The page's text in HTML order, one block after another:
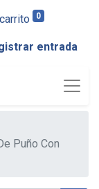
0
entrada
Puño Con